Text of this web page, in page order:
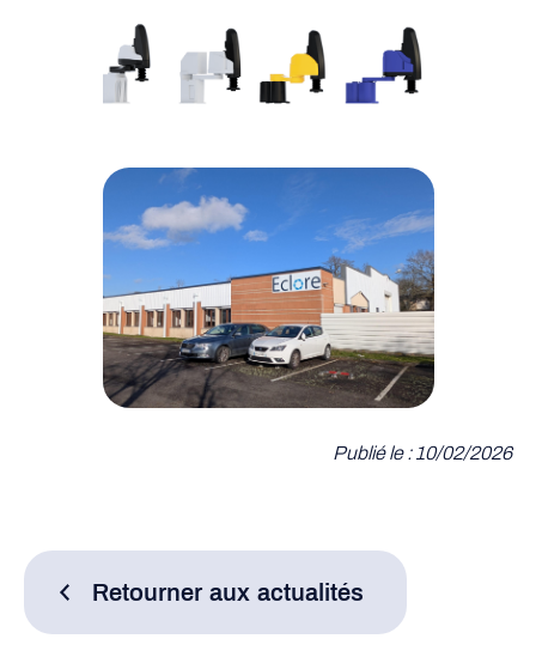
Publié le : 10/02/2026
Retourner aux actualités